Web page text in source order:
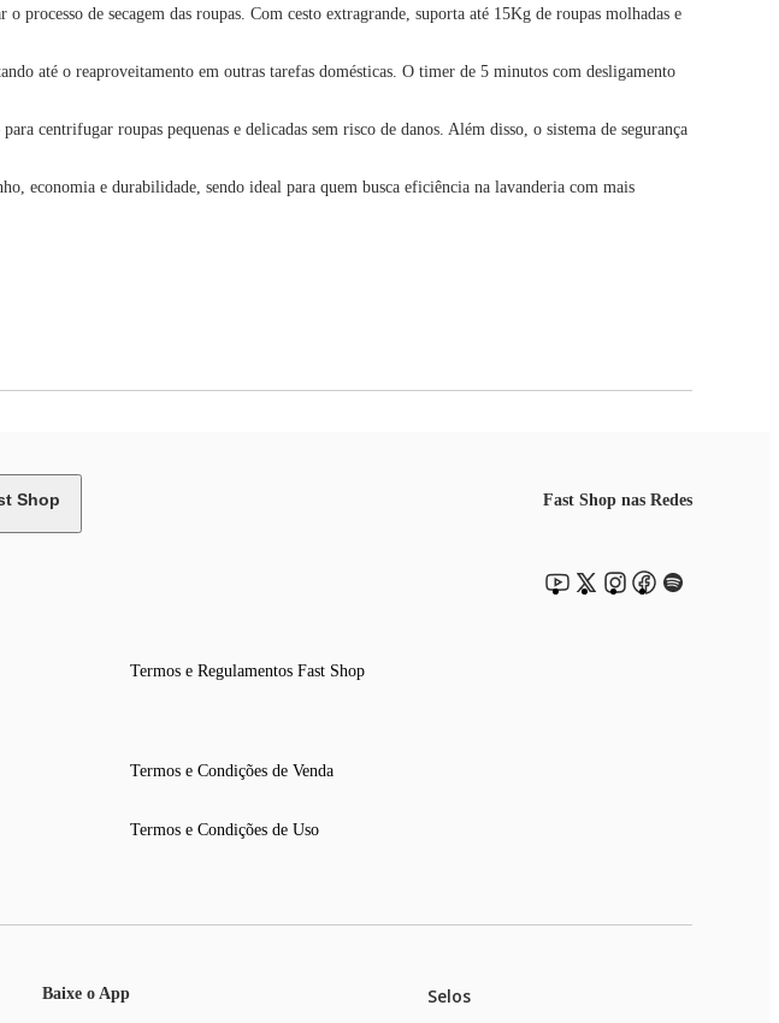
de secagem das roupas. Com cesto extragrande, suporta até 15Kg de roupas molhadas e
até o reaproveitamento em outras tarefas domésticas. O timer de 5 minutos com desligamento
centrifugar roupas pequenas e delicadas sem risco de danos. Além disso, o sistema de segurança
economia e durabilidade, sendo ideal para quem busca eficiência na lavanderia com mais
Shop
Termos e Regulamentos Fast Shop
Termos e Condições de Venda
Termos e Condições de Uso
Fast Shop nas Redes
Baixe o App Selos